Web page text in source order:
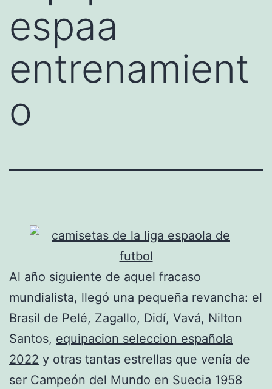
espaa
entrenamient
o
Al año siguiente de aquel fracaso
mundialista, llegó una pequeña revancha: el
Brasil de Pelé, Zagallo, Didí, Vavá, Nilton
Santos, equipacion seleccion española
2022 y otras tantas estrellas que venía de
ser Campeón del Mundo en Suecia 1958